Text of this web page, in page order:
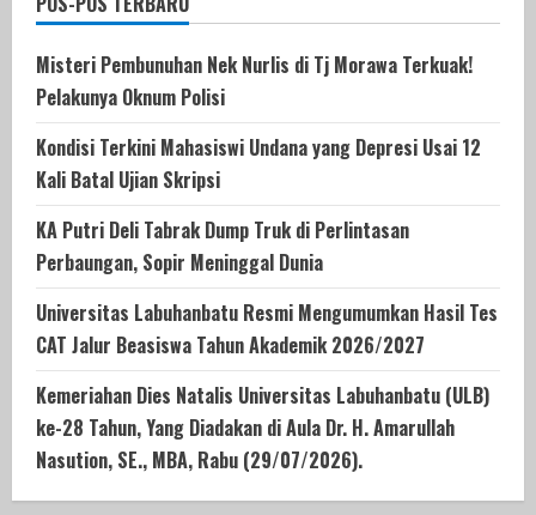
Misteri Pembunuhan Nek Nurlis di Tj Morawa Terkuak!
Pelakunya Oknum Polisi
Kondisi Terkini Mahasiswi Undana yang Depresi Usai 12
Kali Batal Ujian Skripsi
KA Putri Deli Tabrak Dump Truk di Perlintasan
Perbaungan, Sopir Meninggal Dunia
Universitas Labuhanbatu Resmi Mengumumkan Hasil Tes
CAT Jalur Beasiswa Tahun Akademik 2026/2027
Kemeriahan Dies Natalis Universitas Labuhanbatu (ULB)
ke-28 Tahun, Yang Diadakan di Aula Dr. H. Amarullah
Nasution, SE., MBA, Rabu (29/07/2026).